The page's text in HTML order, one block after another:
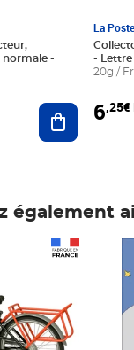
Ajouter au
La Poste
- Lettre
20g /
6,25€
également
Prix